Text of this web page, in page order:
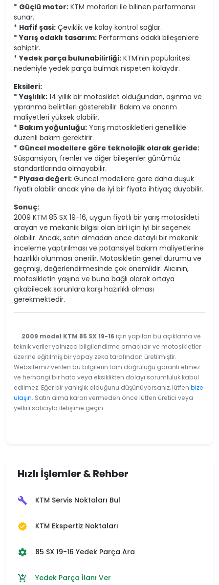
* Güçlü motor: KTM motorları ile bilinen performansı
sunar.
* Hafif şasi: Çeviklik ve kolay kontrol sağlar.
*Yarış odaklı tasarım: Performans odaklı bileşenlere
sahiptir.
*Yedek parça bulunabilirliği: KTM'nin popülaritesi
nedeniyle yedek parça bulmak nispeten kolaydır.
Eksileri:
*Yaşlılık: 14 yıllık bir motosiklet olduğundan, aşınma ve
yıpranma belirtileri gösterebilir. Bakım ve onarım
maliyetleri yüksek olabilir.
* Bakım yoğunluğu: Yarış motosikletleri genellikle
düzenli bakım gerektirir.
* Güncel modellere göre teknolojik olarak geride:
Süspansiyon, frenler ve diğer bileşenler günümüz
standartlarında olmayabilir.
* Piyasa değeri: Güncel modellere göre daha düşük
fiyatlı olabilir ancak yine de iyi bir fiyata ihtiyaç duyabilir.
Sonuç:
2009 KTM 85 SX 19-16, uygun fiyatlı bir yarış motosikleti
arayan ve mekanik bilgisi olan biri için iyi bir seçenek
olabilir. Ancak, satın almadan önce detaylı bir mekanik
inceleme yaptırılması ve potansiyel bakım maliyetlerine
hazırlıklı olunması önerilir. Motosikletin genel durumu ve
geçmişi, değerlendirmesinde çok önemlidir. Alıcının,
motosikletin yaşına ve buna bağlı olarak ortaya
çıkabilecek sorunlara karşı hazırlıklı olması
gerekmektedir.
2009 model KTM 85 SX 19-16 için yapılan bu açıklama ve
teknik veriler yalnızca bilgilendirme amaçlıdır ve motosikletler
üzerine eğitilmiş bir yapay zeka tarafından üretilmiştir.
Websitemiz verilen bu bilgilerin tam doğruluğu garanti etmez
ve herhangi bir hata veya eksiklikten dolayı sorumluluk kabul
edilmez. Eğer bir yanlışlık olduğunu düşünüyorsanız, lütfen bize
ulaşın. Satın alma kararı vermeden önce lütfen üretici veya
yetkili satıcıyla iletişime geçin.
Hızlı İşlemler & Rehber
build KTM Servis Noktaları Bul
verified KTM Ekspertiz Noktaları
settings 85 SX 19-16 Yedek Parça Ara
add_shopping_cart Yedek Parça İlanı Ver